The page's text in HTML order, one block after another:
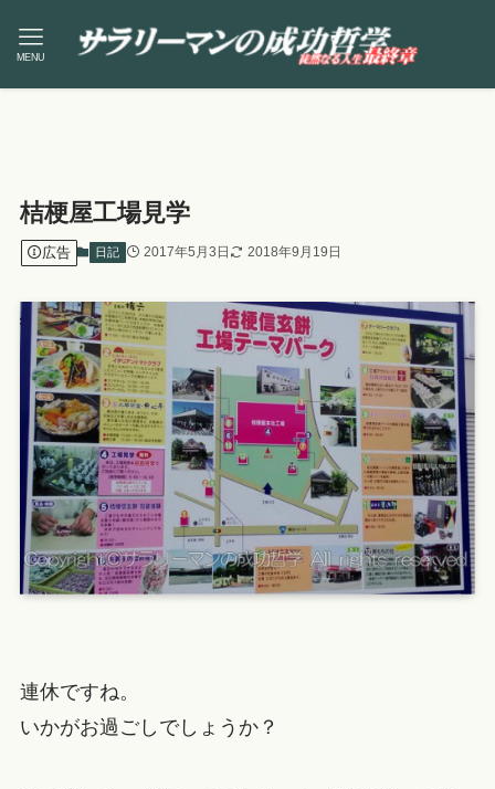
MENU
桔梗屋工場見学
広告 日記 2017年5月3日 2018年9月19日
連休ですね。
いかがお過ごしでしょうか？